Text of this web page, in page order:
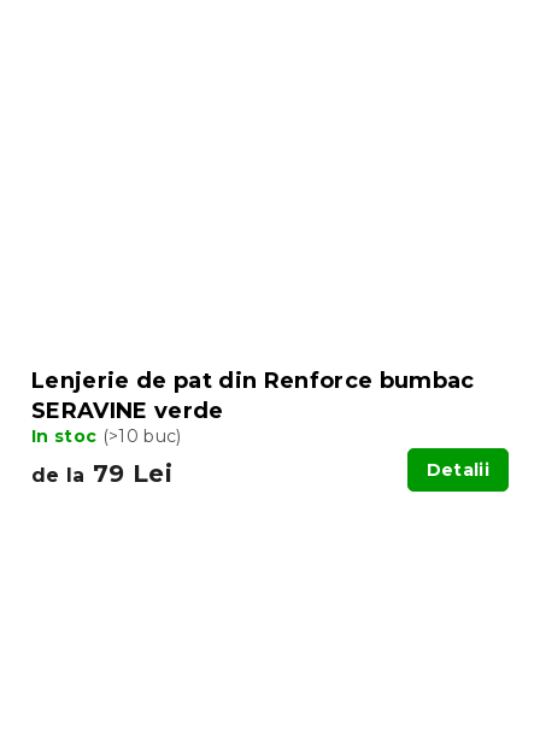
Lenjerie de pat din Renforce bumbac
SERAVINE verde
In stoc (>10 buc)
de la 79 Lei Detalii